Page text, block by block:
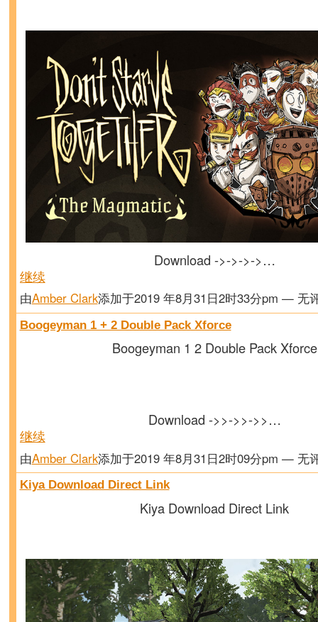
Download ->->->->…
继续
由Amber Clark添加于2019 年8月31日2时33分pm — 无
Boogeyman 1 + 2 Double Pack Xforce
Boogeyman 1 2 Double Pack Xforce
Download ->>->>->>…
继续
由Amber Clark添加于2019 年8月31日2时09分pm — 无
Kiya Download Direct Link
Kiya Download Direct Link